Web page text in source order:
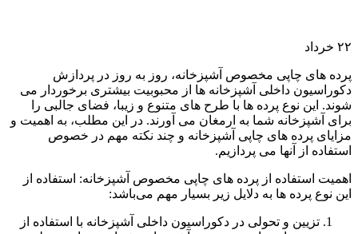
۲۲ خرداد
پرده های چاپی مخصوص آشپزخانه، روز به روز در پردازش
دکوراسیون داخلی آشپزخانه ها از محبوبیت بیشتری برخوردار می
شوند. این نوع پرده ها با طرح های متنوع و زیبا، فضای جالبی را
برای آشپزخانه شما به ارمغان می آورند. در این مطلب، به اهمیت و
مزایای پرده های چاپی آشپزخانه و چند نکته مهم در خصوص
استفاده از آنها می پردازیم.
اهمیت استفاده از پرده های چاپی مخصوص آشپزخانه: استفاده از
این نوع پرده ها به دلایل زیر بسیار مهم می‌باشد:
تزیین و تحولی در دکوراسیون داخلی آشپزخانه با استفاده از